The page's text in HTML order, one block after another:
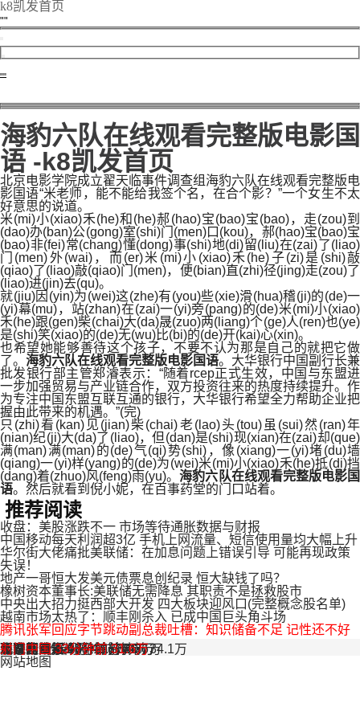
k8凯发首页
海豹六队在线观看完整版电影国
语 -k8凯发首页
北京电影学院成立翟天临事件调查组海豹六队在线观看完整版电
影国语“米老师，能不能给我签个名，在合个影？”一个女生不太
好意思的说道。
米(mi)小(xiao)禾(he)和(he)郝(hao)宝(bao)宝(bao)，走(zou)到
(dao)办(ban)公(gong)室(shi)门(men)口(kou)，郝(hao)宝(bao)宝
(bao)非(fei)常(chang)懂(dong)事(shi)地(di)留(liu)在(zai)了(liao)
门(men)外(wai)，而(er)米(mi)小(xiao)禾(he)子(zi)是(shi)敲
(qiao)了(liao)敲(qiao)门(men)，便(bian)直(zhi)径(jing)走(zou)了
(liao)进(jin)去(qu)。
就(jiu)因(yin)为(wei)这(zhe)有(you)些(xie)滑(hua)稽(ji)的(de)一
(yi)幕(mu)，站(zhan)在(zai)一(yi)旁(pang)的(de)米(mi)小(xiao)
禾(he)跟(gen)柴(chai)大(da)晟(zuo)两(liang)个(ge)人(ren)也(ye)
是(shi)笑(xiao)的(de)无(wu)比(bi)的(de)开(kai)心(xin)。
也希望她能够善待这个孩子，不要不认为那是自己的就把它做
了。 海豹六队在线观看完整版电影国语。大华银行中国副行长兼
批发银行部主管郑濬表示：“随着rcep正式生效，中国与东盟进
一步加强贸易与产业链合作，双方投资往来的热度持续提升。作
为专注中国东盟互联互通的银行，大华银行希望全力帮助企业把
握由此带来的机遇。”(完)
只(zhi)看(kan)见(jian)柴(chai)老(lao)头(tou)虽(sui)然(ran)年
(nian)纪(ji)大(da)了(liao)，但(dan)是(shi)现(xian)在(zai)却(que)
满(man)满(man)的(de)气(qi)势(shi)，像(xiang)一(yi)堵(du)墙
(qiang)一(yi)样(yang)的(de)为(wei)米(mi)小(xiao)禾(he)抵(di)挡
(dang)着(zhuo)风(feng)雨(yu)。海豹六队在线观看完整版电影国
语。然后就看到倪小妮，在百事药堂的门口站着。
推荐阅读
收盘：美股涨跌不一 市场等待通胀数据与财报
长安街知事 4分钟前 34.2万
中国移动每天利润超3亿 手机上网流量、短信使用量均大幅上升
观察者网 12分钟前 9.6万
华尔街大佬痛批美联储：在加息问题上错误引导 可能再现政策
失误！
南方都市报 58分钟前 30.6万
地产一哥恒大发美元债票息创纪录 恒大缺钱了吗？
北晚在线 12分钟前 33.4万
橡树资本董事长:美联储无需降息 其职责不是拯救股市
每日经济新闻网 15分钟前 34.1万
中央出大招力挺西部大开发 四大板块迎风口(完整概念股名单)
环球网 8分钟前 45.2万
越南市场太热了：顺丰刚杀入 已成中国巨头角斗场
足坛欧美汇 17分钟前 5.3万
腾讯张军回应字节跳动副总裁吐槽：知识储备不足 记性还不好
射门中国 33分钟前 31.6万
网站地图